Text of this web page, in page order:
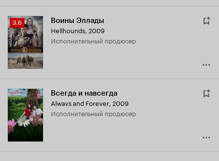
Рейтинг
Кинопоиска
3.6
3.6 Воины Эллады
Hellhounds, 2009
исполнительный продюсер
Всегда и навсегда
Always and Forever, 2009
исполнительный продюсер